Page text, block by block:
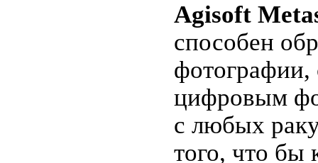
Agisoft
способен
цифровым
с любых
того, что бы